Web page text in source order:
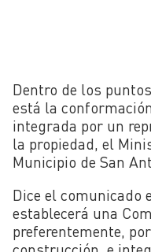
Dentro de los
está la
integrada por un
la propiedad, el
Municipio de San
Dice el comunicado
establecerá una
preferentemente,